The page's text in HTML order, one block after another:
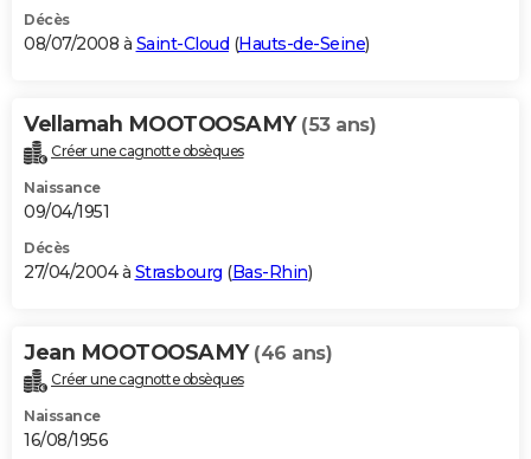
Décès
08/07/2008 à Saint-Cloud (Hauts-de-Seine)
Vellamah MOOTOOSAMY (53 ans)
Créer une cagnotte obsèques
Naissance
09/04/1951
Décès
27/04/2004 à Strasbourg (Bas-Rhin)
Jean MOOTOOSAMY (46 ans)
Créer une cagnotte obsèques
Naissance
16/08/1956